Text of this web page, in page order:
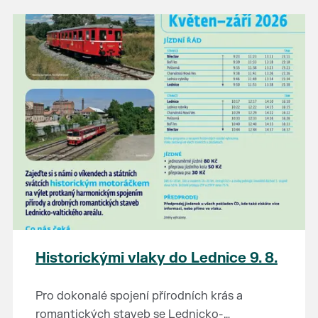
Prodejce prosíme tradičně o příchod 30
minut před začátkem, aby si vše na
prodejních místech stihli přichystat. Pokud
plánujete přijít a chcete rezervovat prodejní
místo, potvrďte prosím účast přes email
petr.vlasak@breclav.eu nebo zde v události,
ať víme, s kolika lidmi máme počítat. Počet
prodejních míst je omezen.
Těšíme se jako vždy!
Historickými vlaky do Lednice 9. 8.
Pro dokonalé spojení přírodních krás a
romantických staveb se Lednicko-